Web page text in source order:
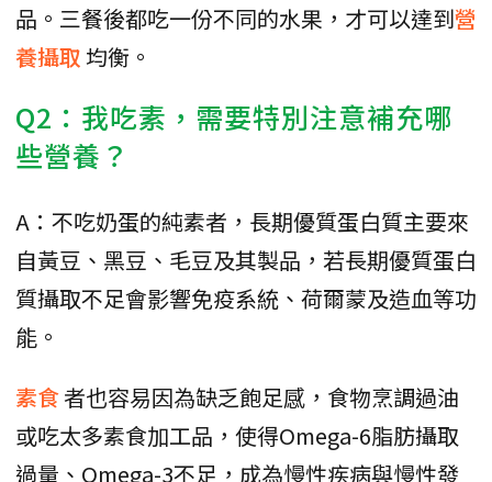
品。三餐後都吃一份不同的水果，才可以達到營
養攝取均衡。
Q2：我吃素，需要特別注意補充哪
些營養？
A：不吃奶蛋的純素者，長期優質蛋白質主要來
自黃豆、黑豆、毛豆及其製品，若長期優質蛋白
質攝取不足會影響免疫系統、荷爾蒙及造血等功
能。
素食者也容易因為缺乏飽足感，食物烹調過油
或吃太多素食加工品，使得Omega-6脂肪攝取
過量、Omega-3不足，成為慢性疾病與慢性發